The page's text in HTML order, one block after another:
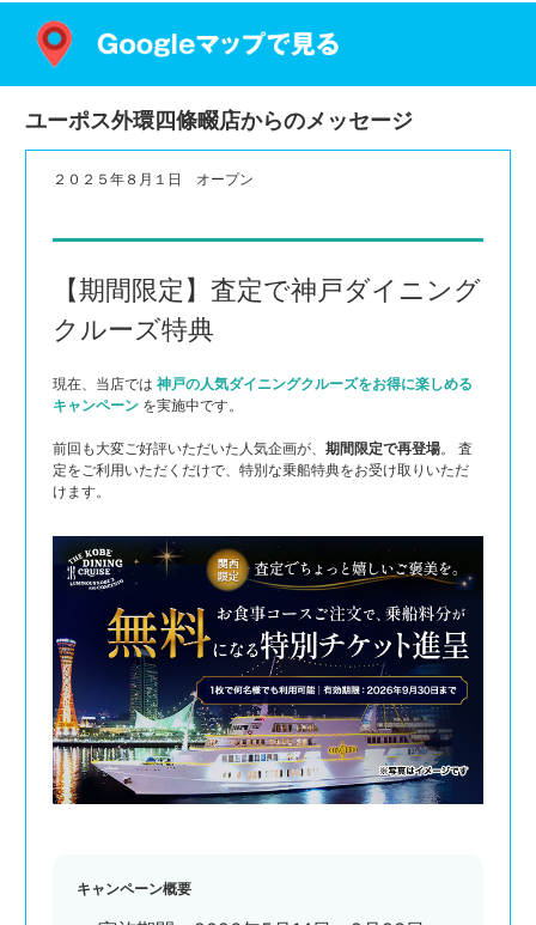
ユーポス外環四條畷店からのメッセージ
２０２５年８月１日 オープン
【期間限定】査定で神戸ダイニング
クルーズ特典
現在、当店では神戸の人気ダイニングクルーズをお得に楽しめる
キャンペーン を実施中です。
前回も大変ご好評いただいた人気企画が、期間限定で再登場。 査
定をご利用いただくだけで、特別な乗船特典をお受け取りいただ
けます。
キャンペーン概要